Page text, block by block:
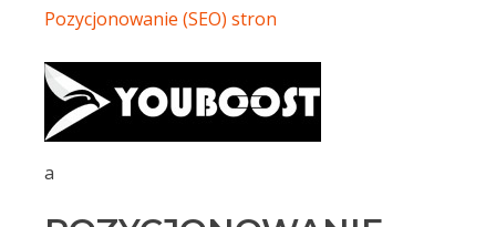
Pozycjonowanie (SEO) stron
a